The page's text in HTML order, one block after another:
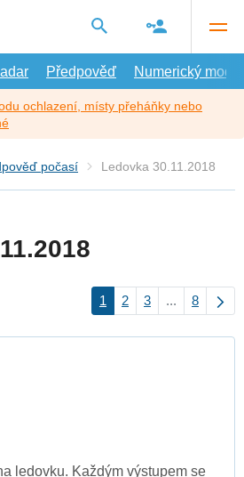
Předpověď Numerický model
ochlazení, místy přeháňky nebo
počasí Ledovka 30.11.2018
1 2 3 ... 8
ledovku. Každým výstupem se